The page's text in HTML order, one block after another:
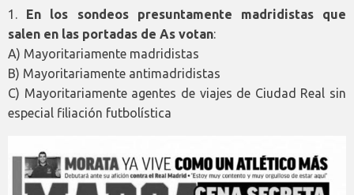
1. En los sondeos presuntamente madridistas que
salen en las portadas de As votan:
A) Mayoritariamente madridistas
B) Mayoritariamente antimadridistas
C) Mayoritariamente agentes de viajes de Ciudad Real sin
especial filiación futbolística